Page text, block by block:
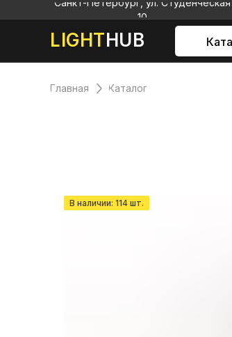
LIGHTHUB
Санкт-Петербург, ул. Студенческая
10
Каталог
Главная